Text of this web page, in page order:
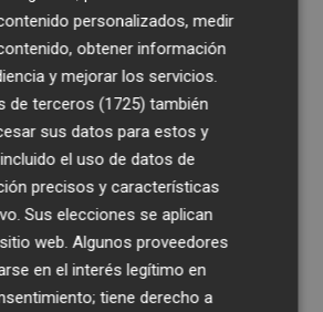
que sustentarse en "el
"el radicalismo".
de un nuevo
de Compromís ha
caso de llegar a la alcaldía,
en Recursos
que supone un tercio del
personalizados, medir
obtener información
y mejorar los servicios.
de terceros (1725) también
sus datos para estos y
el uso de datos de
precisos y características
Sus elecciones se aplican
web. Algunos proveedores
en el interés legítimo en
tiene derecho a